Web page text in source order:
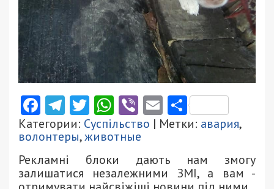
Facebook
Telegram
Twitter
WhatsApp
ViberEmail
Категории: Суспільство | Метки: авария,
волонтеры,животные
Рекламні блоки дають нам змогу
залишатися незалежними ЗМІ, а вам -